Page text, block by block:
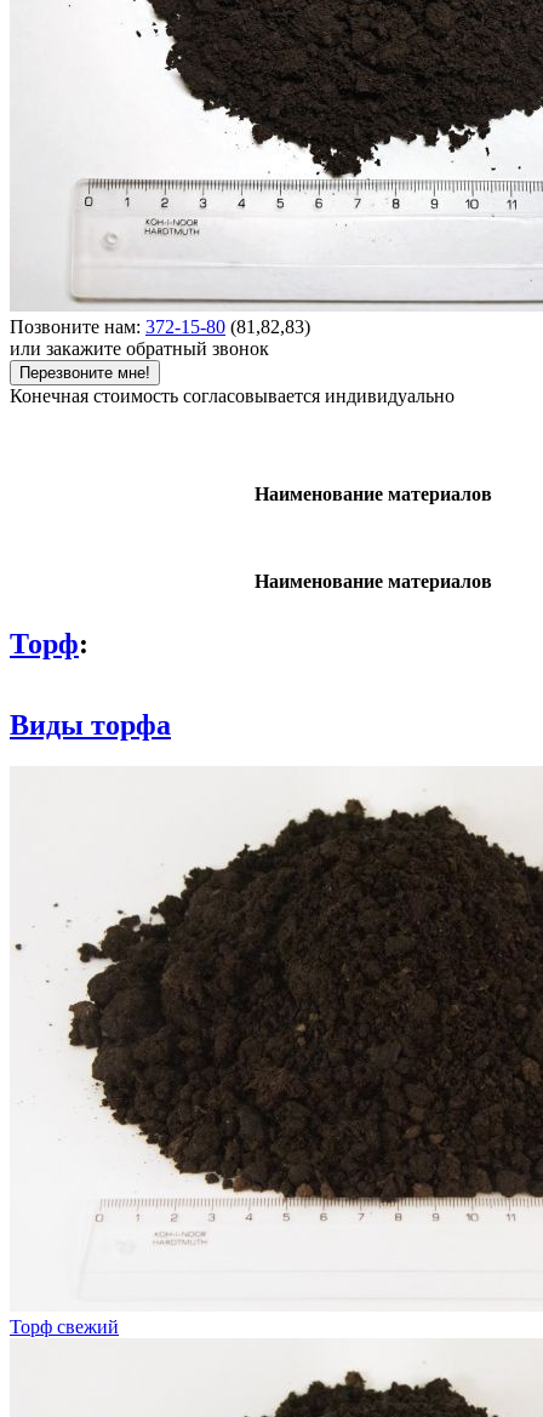
Позвоните нам: 372-15-80 (81,82,83)
или закажите обратный звонок
Перезвоните мне!
Конечная стоимость согласовывается индивидуально
Наименование материалов
Наименование материалов
Торф:
Виды торфа
Торф свежий